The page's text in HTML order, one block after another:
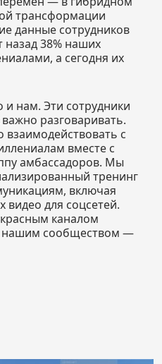
трансформации
данные сотрудников
назад 38% наших
а сегодня их
нам. Эти сотрудники
разговаривать.
с
вместе с
амбассадоров. Мы
тренинг
включая
видео для соцсетей.
каналом
нашим сообществом —